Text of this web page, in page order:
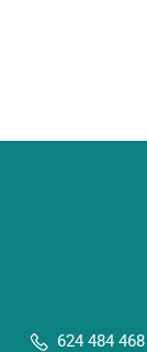
624 484 468